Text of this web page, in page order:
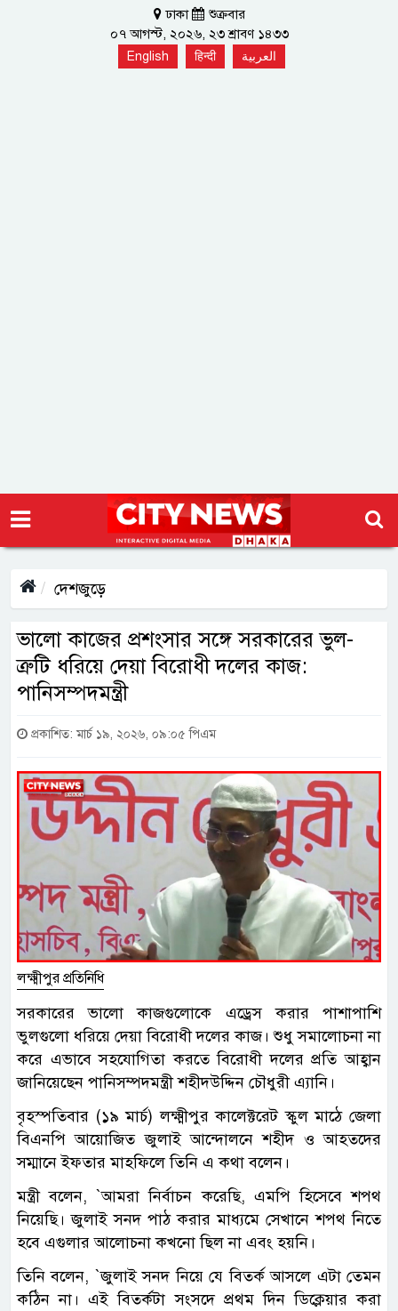
ঢাকা
শুক্রবার
০৭ আগস্ট, ২০২৬, ২৩ শ্রাবণ ১৪৩৩
English हिन्दी العربية
দেশজুড়ে
ভালো কাজের প্রশংসার সঙ্গে সরকারের ভুল-
ত্রুটি ধরিয়ে দেয়া বিরোধী দলের কাজ:
পানিসম্পদমন্ত্রী
প্রকাশিত: মার্চ ১৯, ২০২৬, ০৯:০৫ পিএম
লক্ষ্মীপুর প্রতিনিধি
সরকারের ভালো কাজগুলোকে এড্রেস করার পাশাপাশি
ভুলগুলো ধরিয়ে দেয়া বিরোধী দলের কাজ। শুধু সমালোচনা না
করে এভাবে সহযোগিতা করতে বিরোধী দলের প্রতি আহ্বান
জানিয়েছেন পানিসম্পদমন্ত্রী শহীদউদ্দিন চৌধুরী এ্যানি।
বৃহস্পতিবার (১৯ মার্চ) লক্ষ্মীপুর কালেক্টরেট স্কুল মাঠে জেলা
বিএনপি আয়োজিত জুলাই আন্দোলনে শহীদ ও আহতদের
সম্মানে ইফতার মাহফিলে তিনি এ কথা বলেন।
মন্ত্রী বলেন, ‍‍`আমরা নির্বাচন করেছি, এমপি হিসেবে শপথ
নিয়েছি। জুলাই সনদ পাঠ করার মাধ্যমে সেখানে শপথ নিতে
হবে এগুলার আলোচনা কখনো ছিল না এবং হয়নি।
তিনি বলেন, ‍‍`জুলাই সনদ নিয়ে যে বিতর্ক আসলে এটা তেমন
কঠিন না। এই বিতর্কটা সংসদে প্রথম দিন ডিক্লেয়ার করা